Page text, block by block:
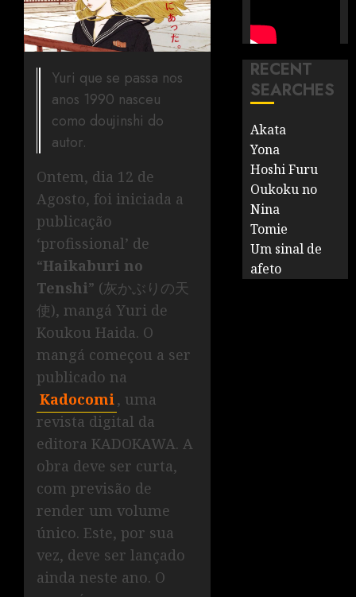
Yuri que se passa nos
anos 1990 nasceu
como doujinshi do
autor.
Ontem, dia 12 de
Agosto, foi iniciada a
publicação
‘profissional’ de
“Haikaburi no
Tenshi” (灰かぶりの天
使), mangá Yuri de
Koukou Haida. O
mangá começou a ser
publicado na
Kadocomi, uma
revista digital da
editora KADOKAWA. A
obra deve ser curta,
com previsão de
render um volume
único. Este, por sua
vez, deve ser lançado
ainda neste ano. O
RECENT
SEARCHES
Akata
Yona
Hoshi Furu
Oukoku no
Nina
Tomie
Um sinal de
afeto